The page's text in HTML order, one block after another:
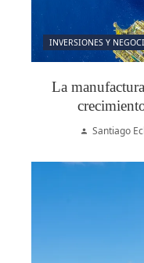
INVERSIONES Y
La
Santiago